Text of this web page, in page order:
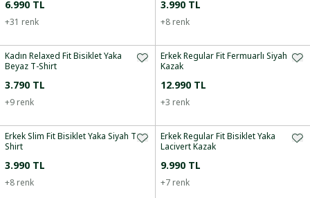
6.990 TL
+31 renk
3.990 TL
+8 renk
Kadın Relaxed Fit Bisiklet Yaka
Beyaz T-Shirt
3.790 TL
+9 renk
Erkek Regular Fit Fermuarlı Siyah
Kazak
12.990 TL
+3 renk
Erkek Slim Fit Bisiklet Yaka Siyah T-
Shirt
3.990 TL
+8 renk
Erkek Regular Fit Bisiklet Yaka
Lacivert Kazak
9.990 TL
+7 renk